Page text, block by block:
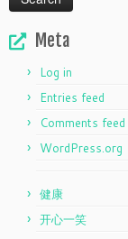
Meta
Log in
Entries feed
Comments feed
WordPress.org
健康
开心一笑